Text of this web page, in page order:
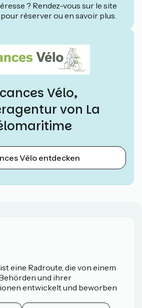
? Rendez-vous sur le site
pour réserver ou en savoir plus.
Vélo,
von La
Vélo entdecken
eine Radroute, die von einem
und ihrer
entwickelt und beworben